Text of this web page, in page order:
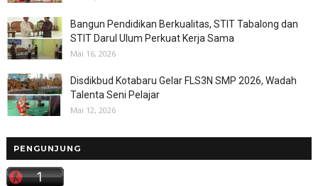
Bangun Pendidikan Berkualitas, STIT Tabalong dan
STIT Darul Ulum Perkuat Kerja Sama
Mai 16, 2026
Disdikbud Kotabaru Gelar FLS3N SMP 2026, Wadah
Talenta Seni Pelajar
Mai 12, 2026
PENGUNJUNG